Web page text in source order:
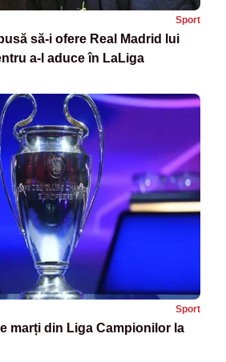
Sport
să-i ofere Real Madrid lui
a-l aduce în LaLiga
Sport
marți din Liga Campionilor la